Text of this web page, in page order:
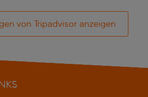
von Tripadvisor anzeigen